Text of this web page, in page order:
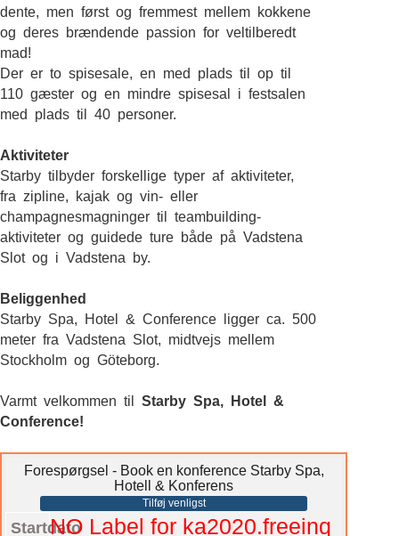
dente, men først og fremmest mellem kokkene
og deres brændende passion for veltilberedt
mad!
Der er to spisesale, en med plads til op til
110 gæster og en mindre spisesal i festsalen
med plads til 40 personer.
Aktiviteter
Starby tilbyder forskellige typer af aktiviteter,
fra zipline, kajak og vin- eller
champagnesmagninger til teambuilding-
aktiviteter og guidede ture både på Vadstena
Slot og i Vadstena by.
Beliggenhed
Starby Spa, Hotel & Conference ligger ca. 500
meter fra Vadstena Slot, midtvejs mellem
Stockholm og Göteborg.
Varmt velkommen til Starby Spa, Hotel &
Conference!
Forespørgsel - Book en konference Starby Spa,
Hotell & Konferens
Tilføj venligst
StartdatoNO Label for ka2020.freeinq